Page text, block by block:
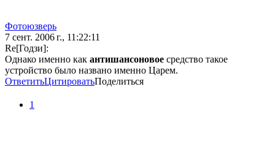
Фотоюзверь
7 сент. 2006 г., 11:22:11
Re[Годзи]:
Однако именно как антишансоновое средство такое
устройство было названо именно Царем.
ОтветитьЦитироватьПоделиться
1